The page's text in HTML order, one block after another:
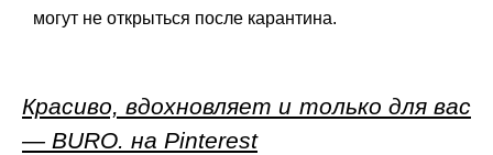
могут не открыться после карантина.
Красиво, вдохновляет и только для вас
— BURO. на Pinterest